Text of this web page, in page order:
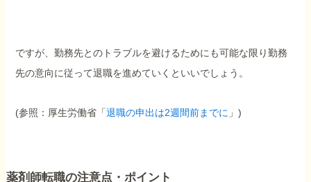
ですが、勤務先とのトラブルを避けるためにも可能な限り勤務
先の意向に従って退職を進めていくといいでしょう。
(参照：厚生労働省「退職の申出は2週間前までに 」)
薬剤師転職の注意点・ポイント